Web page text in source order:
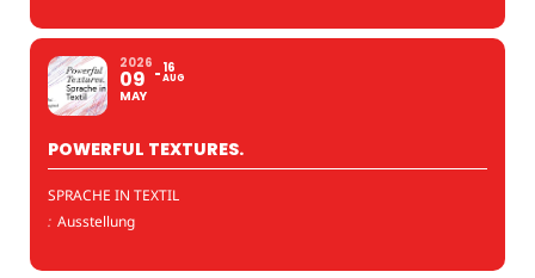
2026
09
MAY
16
AUG
POWERFUL TEXTURES.
SPRACHE IN TEXTIL
: Ausstellung